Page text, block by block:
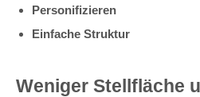
Personifizieren
Einfache Struktur
Weniger Stellfläche